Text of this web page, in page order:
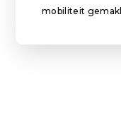
mobiliteit